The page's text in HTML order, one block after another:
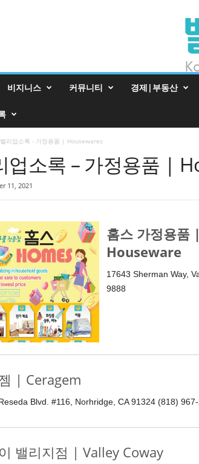
비지니스 커뮤니티 경제|부동산
밸리업소록 - 가정용품 | Housewares
업소록 – 가정용품 |
11, 2021
홈스 가정용
Houseware
17643 Sherman Way,
9888
| Ceragem
Blvd. #116, Norhridge, CA 91324 (818)
밸리지점 | Valley Coway